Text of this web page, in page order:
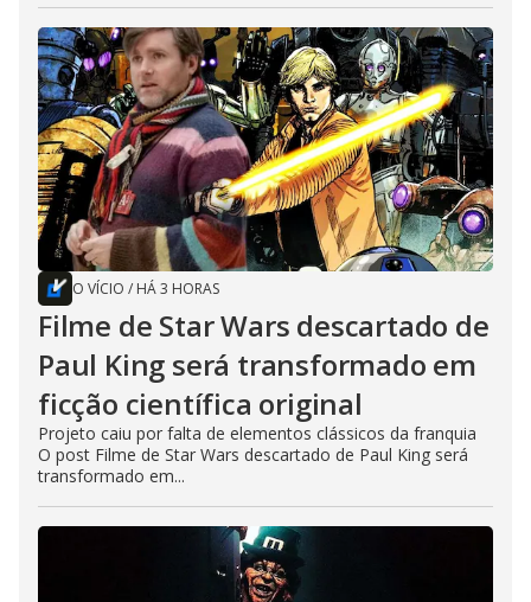
O VÍCIO / HÁ 3 HORAS
Filme de Star Wars descartado de
Paul King será transformado em
ficção científica original
Projeto caiu por falta de elementos clássicos da franquia
O post Filme de Star Wars descartado de Paul King será
transformado em...